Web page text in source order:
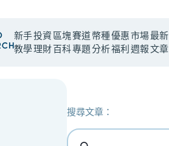
新手
教學
投資
理財
區塊
百科
賽道
專題
幣種
分析
優惠
福利
市場
週報
最新
文章
搜尋文章：